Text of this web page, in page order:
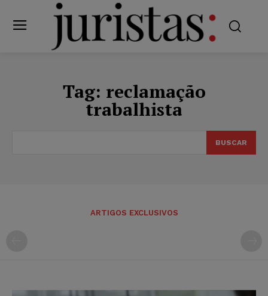
Tag: reclamação
trabalhista
BUSCAR
ARTIGOS EXCLUSIVOS